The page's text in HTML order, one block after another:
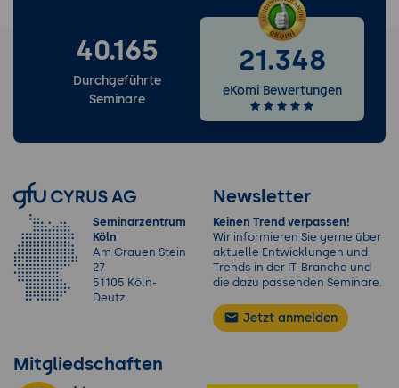
40.165
Durchgeführte
Seminare
21.348
eKomi Bewertungen
Seminarzentrum
Köln
Am Grauen Stein
27
51105 Köln-
Deutz
Newsletter
Keinen Trend verpassen!
Wir informieren Sie gerne über
aktuelle Entwicklungen und
Trends in der IT-Branche und
die dazu passenden Seminare.
Jetzt anmelden
Mitgliedschaften